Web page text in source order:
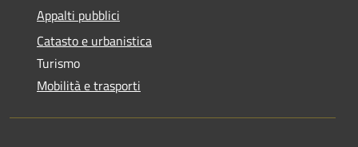
Appalti pubblici
Catasto e urbanistica
Turismo
Mobilità e trasporti